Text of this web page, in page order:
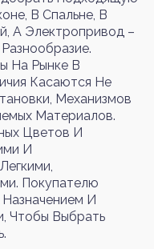
В Спальне, В
А Электропривод –
На Рынке В
Касаются Не
Механизмов
Материалов.
Цветов И
И
Покупателю
И
Чтобы Выбрать